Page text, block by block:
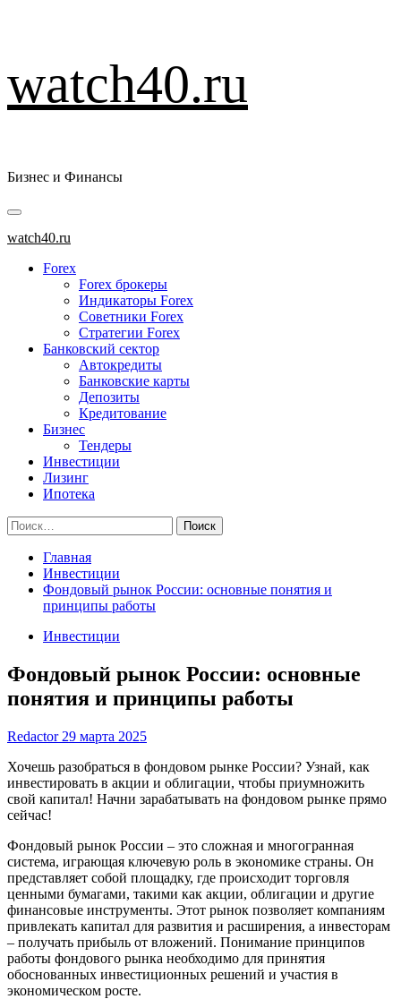
к
содержимому
watch40.ru
Бизнес и Финансы
Основное
меню
watch40.ru
Forex
Forex брокеры
Индикаторы Forex
Советники Forex
Стратегии Forex
Банковский сектор
Автокредиты
Банковские карты
Депозиты
Кредитование
Бизнес
Тендеры
Инвестиции
Лизинг
Ипотека
Найти:
Главная
Инвестиции
Фондовый рынок России: основные понятия и
принципы работы
Инвестиции
Фондовый рынок России: основные
понятия и принципы работы
Redactor 29 марта 2025
Хочешь разобраться в фондовом рынке России? Узнай, как
инвестировать в акции и облигации, чтобы приумножить
свой капитал! Начни зарабатывать на фондовом рынке прямо
сейчас!
Фондовый рынок России – это сложная и многогранная
система, играющая ключевую роль в экономике страны. Он
представляет собой площадку, где происходит торговля
ценными бумагами, такими как акции, облигации и другие
финансовые инструменты. Этот рынок позволяет компаниям
привлекать капитал для развития и расширения, а инвесторам
– получать прибыль от вложений. Понимание принципов
работы фондового рынка необходимо для принятия
обоснованных инвестиционных решений и участия в
экономическом росте.